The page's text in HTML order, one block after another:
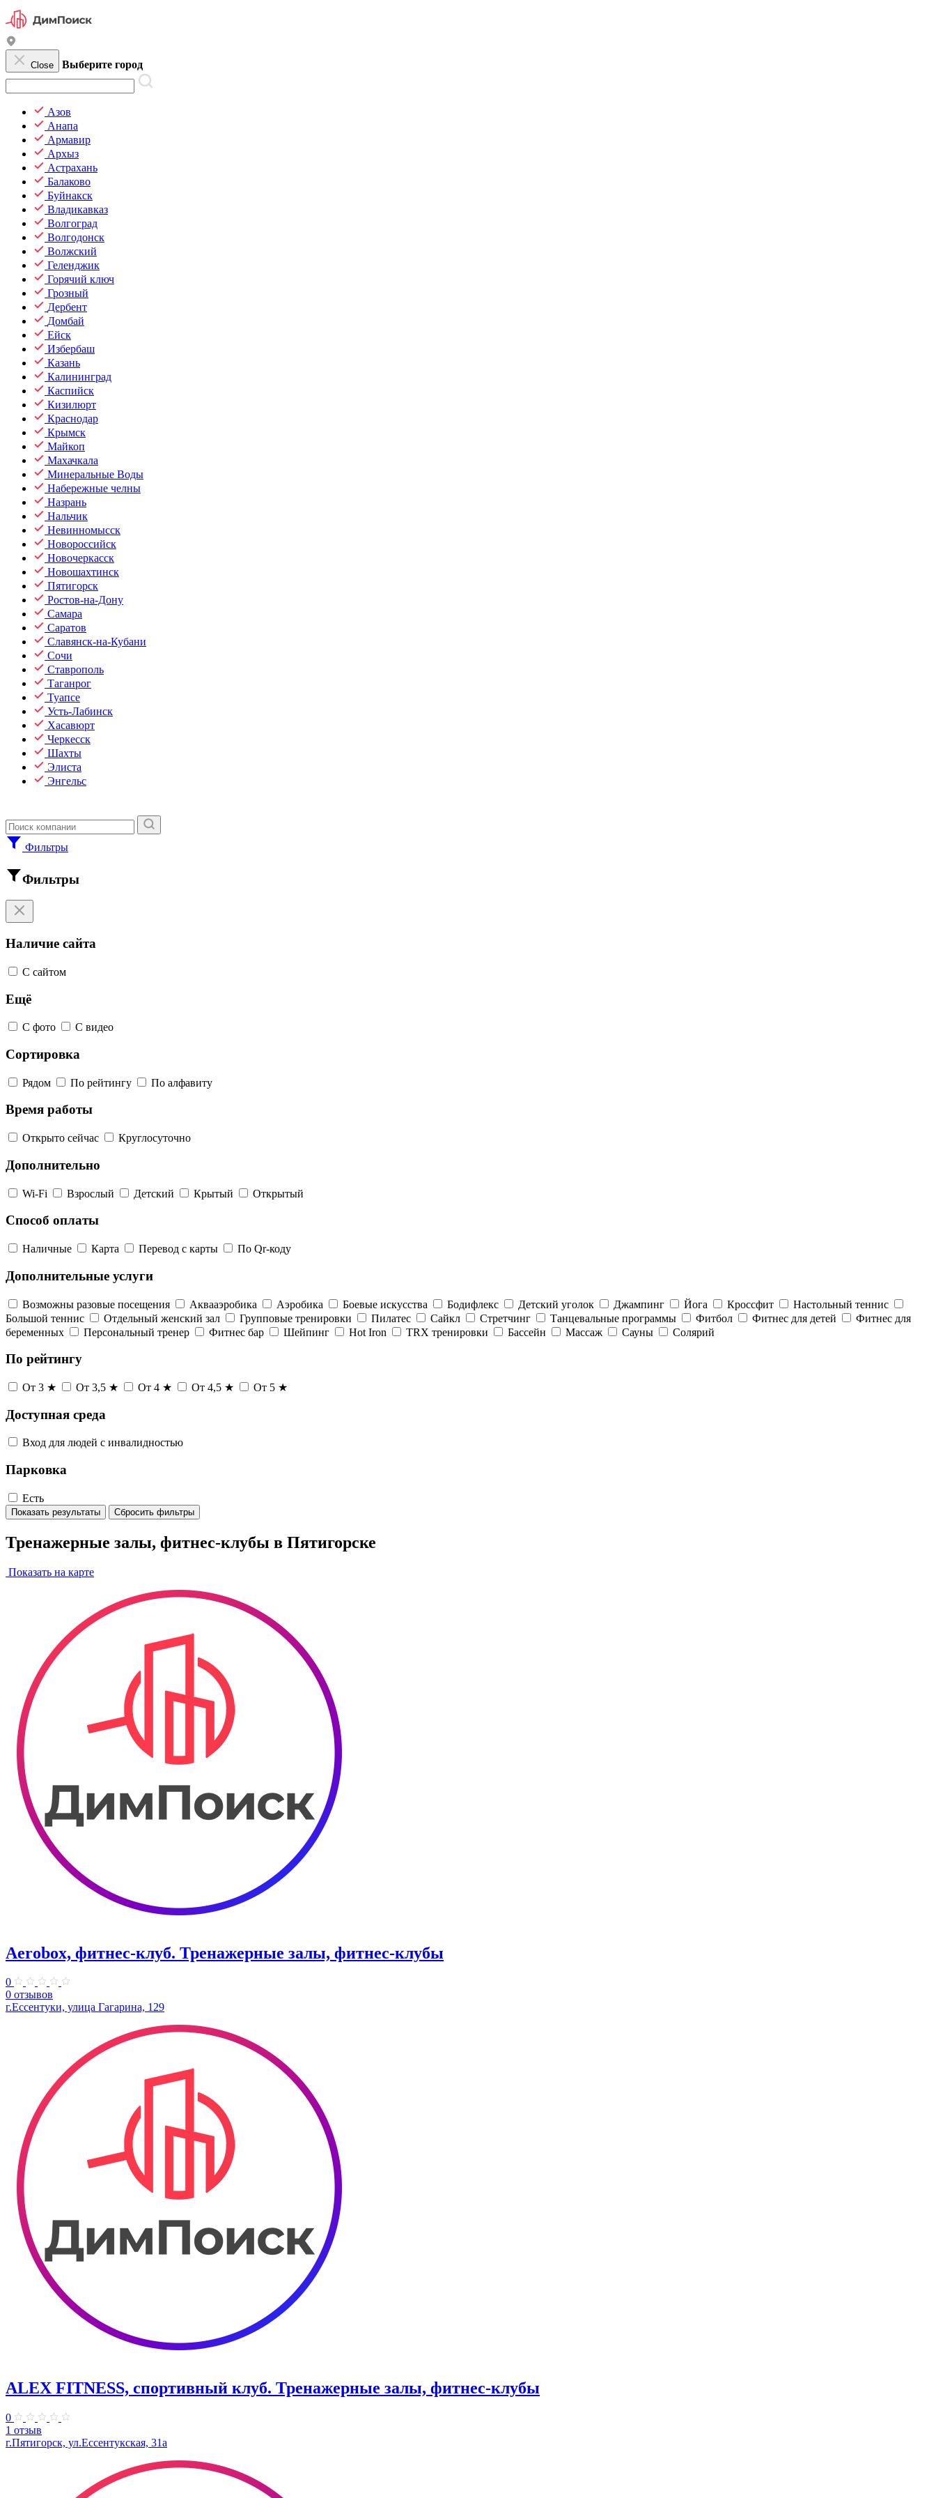
Close Выберите город
Азов
Анапа
Армавир
Архыз
Астрахань
Балаково
Буйнакск
Владикавказ
Волгоград
Волгодонск
Волжский
Геленджик
Горячий ключ
Грозный
Дербент
Домбай
Ейск
Избербаш
Казань
Калининград
Каспийск
Кизилюрт
Краснодар
Крымск
Майкоп
Махачкала
Минеральные Воды
Набережные челны
Назрань
Нальчик
Невинномысск
Новороссийск
Новочеркасск
Новошахтинск
Пятигорск
Ростов-на-Дону
Самара
Саратов
Славянск-на-Кубани
Сочи
Ставрополь
Таганрог
Туапсе
Усть-Лабинск
Хасавюрт
Черкесск
Шахты
Элиста
Энгельс
Фильтры
Фильтры
Наличие сайта
С сайтом
Ещё
С фото С видео
Сортировка
Рядом По рейтингу По алфавиту
Время работы
Открыто сейчас Круглосуточно
Дополнительно
Wi-Fi Взрослый Детский Крытый Открытый
Способ оплаты
Наличные Карта Перевод с карты По Qr-коду
Дополнительные услуги
Возможны разовые посещения Аквааэробика Аэробика Боевые искусства Бодифлекс Детский уголок Джампинг Йога Кроссфит
Настольный теннис
Большой теннис
Отдельный женский зал Групповые тренировки Пилатес Сайкл Стретчинг Танцевальные программы Фитбол Фитнес для детей
Фитнес для
беременных
Персональный тренер Фитнес бар Шейпинг Hot Iron TRX тренировки Бассейн Массаж Сауны Солярий
По рейтингу
От 3 ★ От 3,5 ★ От 4 ★ От 4,5 ★ От 5 ★
Доступная среда
Вход для людей с инвалидностью
Парковка
Есть
Показать результаты Сбросить фильтры
Тренажерные залы, фитнес-клубы в Пятигорске
Показать на карте
Aerobox, фитнес-клуб. Тренажерные залы, фитнес-клубы
0
0 отзывов
г.Ессентуки, улица Гагарина, 129
ALEX FITNESS, спортивный клуб. Тренажерные залы, фитнес-клубы
0
1 отзыв
г.Пятигорск, ул.Ессентукская, 31а